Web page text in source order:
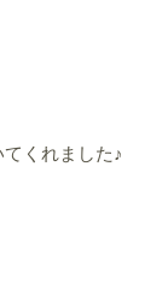
くれました♪